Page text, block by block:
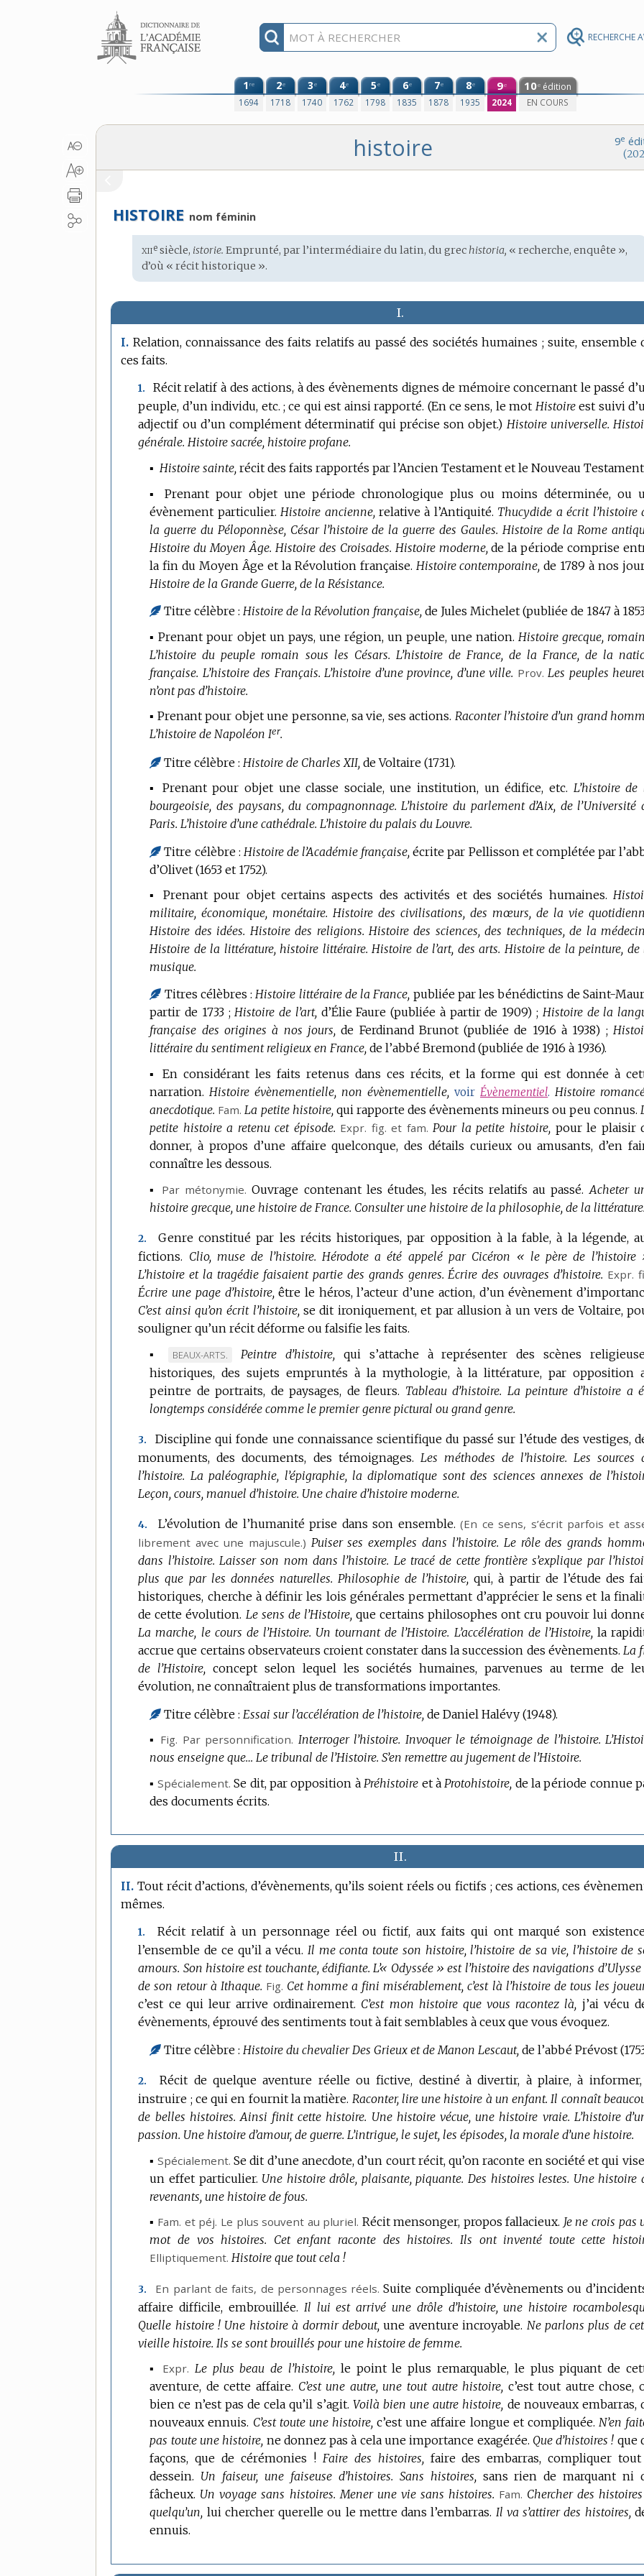
RECHERCHE
Aller au contenu
1re
1694
2e
1718
3e
1740
4e
1762
5e
1798
6e
1835
7e
1878
8e
1935
9e
2024
10e édition
EN COURS
9e
histoire
HISTOIRE nom féminin
Étymologie
:
xiie siècle, istorie. Emprunté, par l’intermédiaire dulatin, dugrechistoria, « recherche, enquête »,
d’où « récit historique ».
I.
I. Relation, connaissance des faits relatifs au passé des sociétés humaines ; suite, ensemble
ces faits.
1.
Récit relatif à des actions, à des évènements dignes de mémoire concernant le passé
peuple, d’un individu, etc. ; ce qui est ainsi rapporté. (En ce sens, le mot Histoireest suivi
adjectif ou d’un complément déterminatif qui précise son objet.) Histoire universelle.
générale. Histoire sacrée, histoire profane.
▪ Histoire sainte, récit des faits rapportés par l’Ancien Testament et le Nouveau
▪ Prenant pour objet une période chronologique plus ou moins déterminée, ou
évènement particulier. Histoire ancienne, relative à l’Antiquité. Thucydide a écrit l’histoire
la guerre du Péloponnèse, César l’histoire de la guerre des Gaules. Histoire de la Rome
Histoire du Moyen Âge. Histoire des Croisades. Histoire moderne, de la période comprise
la fin du Moyen Âge et la Révolution française. Histoire contemporaine, de 1789 à nos
Histoire de la Grande Guerre, de la Résistance.
Titre célèbre : Histoire de la Révolution française, de Jules Michelet (publiée de 1847 à
▪ Prenant pour objet un pays, une région, un peuple, une nation. Histoire grecque,
L’histoire du peuple romain sous les Césars. L’histoire de France, de la France, de la
française. L’histoire des Français. L’histoire d’une province, d’une ville. Prov. Les peuples
n’ont pas d’histoire.
▪ Prenant pour objet une personne, sa vie, ses actions. Raconter l’histoire d’un grand
L’histoire de Napoléon Ier.
Titre célèbre : Histoire de Charles XII, de Voltaire (1731).
▪ Prenant pour objet une classe sociale, une institution, un édifice, etc. L’histoire de
bourgeoisie, des paysans, du compagnonnage. L’histoire du parlement d’Aix, de l’Université
Paris. L’histoire d’une cathédrale. L’histoire du palais du Louvre.
Titre célèbre : Histoire de l’Académie française, écrite par Pellisson et complétée par
d’Olivet (1653 et 1752).
▪ Prenant pour objet certains aspects des activités et des sociétés humaines.
militaire, économique, monétaire. Histoire des civilisations, des mœurs, de la vie
Histoire des idées. Histoire des religions. Histoire des sciences, des techniques, de la
Histoire de la littérature, histoire littéraire. Histoire de l’art, des arts. Histoire de la peinture, de
musique.
Titres célèbres :Histoire littéraire de la France, publiée par les bénédictins de Saint-
partir de 1733 ;Histoire de l’art,d’Élie Faure (publiée à partir de 1909) ; Histoire de la
française des origines à nos jours,de Ferdinand Brunot (publiée de 1916 à 1938) ;
littéraire du sentiment religieux en France, de l’abbé Bremond (publiée de 1916 à 1936).
▪ En considérant les faits retenus dans ces récits, et la forme qui est donnée à
narration.Histoire évènementielle, non évènementielle, voirÉvènementiel. Histoire
anecdotique. Fam. La petite histoire, qui rapporte des évènements mineurs ou peu connus.
petite histoire a retenu cet épisode. Expr. fig. et fam. Pour la petite histoire, pour le plaisir
donner, à propos d’une affaire quelconque, des détails curieux ou amusants, d’en
connaître les dessous.
▪ Par métonymie. Ouvrage contenant les études, les récits relatifs au passé. Acheter
histoire grecque, une histoire de France. Consulter une histoire de la philosophie, de la littérature.
2.
Genre constitué par les récits historiques, par opposition à la fable, à la légende,
fictions. Clio, muse de l’histoire. Hérodote a été appelé par Cicéron « le père de l’histoire
L’histoire et la tragédie faisaient partie des grands genres. Écrire des ouvrages d’histoire. Expr.
Écrire une page d’histoire, être le héros, l’acteur d’une action, d’un évènement
C’est ainsi qu’on écrit l’histoire, se dit ironiquement, et par allusion à un vers de Voltaire,
souligner qu’un récit déforme ou falsifie les faits.
▪
MARQUE
DE
DOMAINE
:
BEAUX-ARTS. Peintre d’histoire,
qui s’attache à représenter des scènes
historiques, des sujets empruntés à la mythologie, à la littérature, par opposition
peintre de portraits, de paysages, de fleurs. Tableau d’histoire. La peinture d’histoire a
longtemps considérée comme le premier genre pictural ou grand genre.
3.
Discipline qui fonde une connaissance scientifique du passé sur l’étude des vestiges,
monuments, des documents, des témoignages. Les méthodes de l’histoire. Les sources
l’histoire. La paléographie, l’épigraphie, la diplomatique sont des sciences annexes de
Leçon, cours, manuel d’histoire. Une chaire d’histoire moderne.
4. L’évolution de l’humanité prise dans son ensemble. (En ce sens, s’écrit parfois et
librement avec une majuscule.) Puiser ses exemples dans l’histoire. Le rôle des grands
dans l’histoire. Laisser son nom dans l’histoire. Le tracé de cette frontière s’explique par
plus que par les données naturelles. Philosophie de l’histoire, qui, à partir de l’étude des
historiques, cherche à définir les lois générales permettant d’apprécier le sens et la
de cette évolution. Le sens de l’Histoire, que certains philosophes ont cru pouvoir lui
La marche, le cours de l’Histoire. Un tournant de l’Histoire. L’accélération de l’Histoire, la
accrue que certains observateurs croient constater dans la succession des évènements. La
de l’Histoire, concept selon lequel les sociétés humaines, parvenues au terme de
évolution, ne connaîtraient plus de transformations importantes.
Titre célèbre : Essai sur l’accélération de l’histoire, de Daniel Halévy (1948).
▪ Fig. Par personnification. Interroger l’histoire. Invoquer le témoignage de l’histoire.
nous enseigne que… Le tribunal de l’Histoire. S’en remettre au jugement de l’Histoire.
▪Spécialement. Se dit, par opposition àPréhistoire et àProtohistoire, de la période connue
des documents écrits.
II.
II. Tout récit d’actions, d’évènements, qu’ils soient réels ou fictifs ; ces actions, ces
mêmes.
1.
Récit relatif à un personnage réel ou fictif, aux faits qui ont marqué son
l’ensemble de ce qu’il a vécu. Il me conta toute son histoire, l’histoire de sa vie, l’histoire de
amours. Son histoire est touchante, édifiante. L’« Odyssée » est l’histoire des navigations d’Ulysse
de son retour à Ithaque. Fig. Cet homme a fini misérablement, c’est là l’histoire de tous les
c’est ce qui leur arrive ordinairement. C’est mon histoire que vous racontez là, j’ai vécu
évènements, éprouvé des sentiments tout à fait semblables à ceux que vous évoquez.
Titre célèbre : Histoire du chevalier Des Grieux et de Manon Lescaut, de l’abbé Prévost
2.
Récit de quelque aventure réelle ou fictive, destiné à divertir, à plaire, à
instruire ; ce qui en fournit la matière. Raconter, lire une histoire à un enfant. Il connaît
de belles histoires. Ainsi finit cette histoire. Une histoire vécue, une histoire vraie. L’histoire
passion. Une histoire d’amour, de guerre. L’intrigue, le sujet, les épisodes, la morale d’une histoire.
▪ Spécialement. Se dit d’une anecdote, d’un court récit, qu’on raconte en société et qui
un effet particulier. Une histoire drôle, plaisante, piquante. Des histoires lestes. Une histoire
revenants, une histoire de fous.
▪ Fam. et péj. Le plus souvent au pluriel. Récit mensonger, propos fallacieux. Je ne crois pas
mot de vos histoires. Cet enfant raconte des histoires. Ils ont inventé toute cette
Elliptiquement. Histoire que tout cela !
3. En parlant de faits, de personnages réels. Suite compliquée d’évènements ou
affaire difficile, embrouillée. Il lui est arrivé une drôle d’histoire, une histoire
Quelle histoire ! Une histoire à dormir debout, une aventure incroyable. Ne parlons plus de
vieille histoire. Ils se sont brouillés pour une histoire de femme.
▪ Expr. Le plus beau de l’histoire, le point le plus remarquable, le plus piquant de
aventure, de cette affaire. C’est une autre, une tout autre histoire, c’est tout autre chose,
bien ce n’est pas de cela qu’il s’agit. Voilà bien une autre histoire, de nouveaux embarras,
nouveaux ennuis. C’est toute une histoire, c’est une affaire longue et compliquée. N’en
pas toute une histoire, ne donnez pas à cela une importance exagérée. Que d’histoires ! que
façons, que de cérémonies ! Faire des histoires, faire des embarras, compliquer
dessein. Un faiseur, une faiseuse d’histoires. Sans histoires, sans rien de marquant ni
fâcheux. Un voyage sans histoires. Mener une vie sans histoires. Fam. Chercher des
quelqu’un, lui chercher querelle ou le mettre dans l’embarras. Il va s’attirer des histoires,
ennuis.